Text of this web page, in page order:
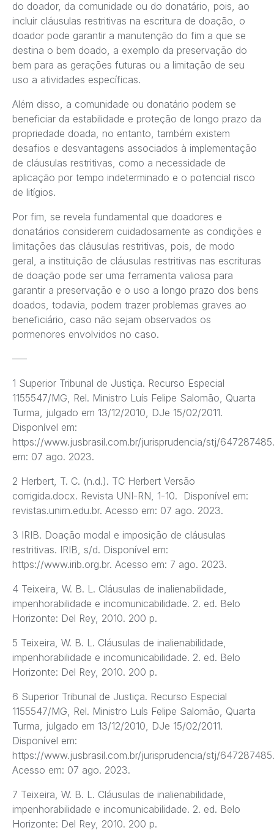
do doador, da comunidade ou do donatário, pois, ao
incluir cláusulas restritivas na escritura de doação, o
doador pode garantir a manutenção do fim a que se
destina o bem doado, a exemplo da preservação do
bem para as gerações futuras ou a limitação de seu
uso a atividades específicas.
Além disso, a comunidade ou donatário podem se
beneficiar da estabilidade e proteção de longo prazo da
propriedade doada, no entanto, também existem
desafios e desvantagens associados à implementação
de cláusulas restritivas, como a necessidade de
aplicação por tempo indeterminado e o potencial risco
de litígios.
Por fim, se revela fundamental que doadores e
donatários considerem cuidadosamente as condições e
limitações das cláusulas restritivas, pois, de modo
geral, a instituição de cláusulas restritivas nas escrituras
de doação pode ser uma ferramenta valiosa para
garantir a preservação e o uso a longo prazo dos bens
doados, todavia, podem trazer problemas graves ao
beneficiário, caso não sejam observados os
pormenores envolvidos no caso.
—–
1 Superior Tribunal de Justiça. Recurso Especial
1155547/MG, Rel. Ministro Luís Felipe Salomão, Quarta
Turma, julgado em 13/12/2010, DJe 15/02/2011.
Disponível em:
https://www.jusbrasil.com.br/jurisprudencia/stj/
em: 07 ago. 2023.
2 Herbert, T. C. (n.d.). TC Herbert Versão
corrigida.docx. Revista UNI-RN, 1-10. Disponível em:
revistas.unirn.edu.br. Acesso em: 07 ago. 2023.
3 IRIB. Doação modal e imposição de cláusulas
restritivas. IRIB, s/d. Disponível em:
https://www.irib.org.br. Acesso em: 7 ago. 2023.
4 Teixeira, W. B. L. Cláusulas de inalienabilidade,
impenhorabilidade e incomunicabilidade. 2. ed. Belo
Horizonte: Del Rey, 2010. 200 p.
5 Teixeira, W. B. L. Cláusulas de inalienabilidade,
impenhorabilidade e incomunicabilidade. 2. ed. Belo
Horizonte: Del Rey, 2010. 200 p.
6 Superior Tribunal de Justiça. Recurso Especial
1155547/MG, Rel. Ministro Luís Felipe Salomão, Quarta
Turma, julgado em 13/12/2010, DJe 15/02/2011.
Disponível em:
https://www.jusbrasil.com.br/jurisprudencia/stj/
Acesso em: 07 ago. 2023.
7 Teixeira, W. B. L. Cláusulas de inalienabilidade,
impenhorabilidade e incomunicabilidade. 2. ed. Belo
Horizonte: Del Rey, 2010. 200 p.